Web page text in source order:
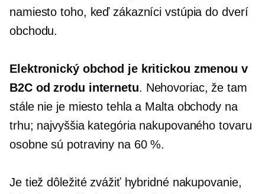
namiesto toho, keď zákazníci vstúpia do dverí
obchodu.
Elektronický obchod je kritickou zmenou v
B2C od zrodu internetu. Nehovoriac, že ​​tam
stále nie je miesto tehla a Maltaobchody na
trhu; najvyššia kategória nakupovaného tovaru
osobnesú potraviny na 60 %.
Je tiež dôležité zvážiť hybridné nakupovanie,